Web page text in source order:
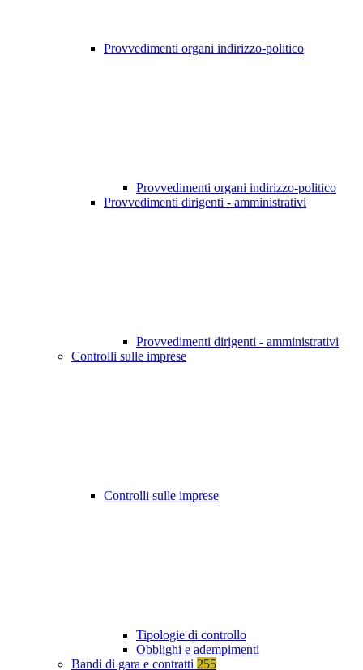
Provvedimenti organi indirizzo-politico
Provvedimenti organi indirizzo-politico
Provvedimenti dirigenti - amministrativi
Provvedimenti dirigenti - amministrativi
Controlli sulle imprese
Controlli sulle imprese
Tipologie di controllo
Obblighi e adempimenti
Bandi di gara e contratti 255